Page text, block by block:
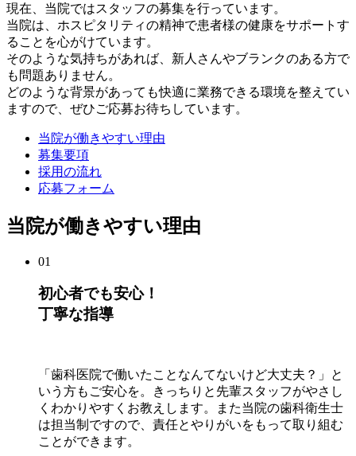
現在、当院ではスタッフの募集を行っています。
当院は、ホスピタリティの精神で患者様の健康をサポートす
ることを心がけています。
そのような気持ちがあれば、新人さんやブランクのある方で
も問題ありません。
どのような背景があっても快適に業務できる環境を整えてい
ますので、ぜひご応募お待ちしています。
当院が働きやすい理由
募集要項
採用の流れ
応募フォーム
当院が働きやすい理由
01
初心者でも安心！
丁寧な指導
「歯科医院で働いたことなんてないけど大丈夫？」と
いう方もご安心を。きっちりと先輩スタッフがやさし
くわかりやすくお教えします。また当院の歯科衛生士
は担当制ですので、責任とやりがいをもって取り組む
ことができます。